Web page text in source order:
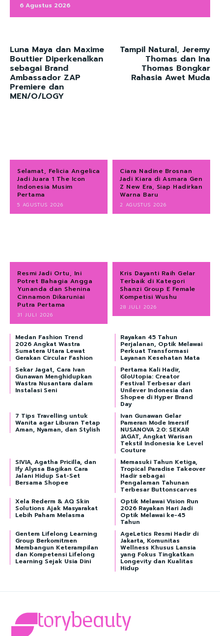
6 Agustus 2026
Luna Maya dan Maxime
Bouttier Diperkenalkan
sebagai Brand
Ambassador ZAP
Premiere dan
MEN/O/LOGY
Tampil Natural, Jeremy
Thomas dan Ina
Thomas Bongkar
Rahasia Awet Muda
Selamat, Felicia Angelica
Jadi Juara 1 The Icon
Indonesia Musim
Pertama
5 AGUSTUS 2026
Ciara Nadine Brosnan
Jadi Kiara di Asmara Gen
Z New Era, Siap Hadirkan
Warna Baru
2 AGUSTUS 2026
Resmi Jadi Ortu, Ini
Potret Bahagia Angga
Yunanda dan Shenina
Cinnamon Dikaruniai
Putra Pertama
31 JULI 2026
Kris Dayanti Raih Gelar
Terbaik di Kategori
Shanzi Group E Female
Kompetisi Wushu
28 JULI 2026
Medan Fashion Trend
2026 Angkat Wastra
Sumatera Utara Lewat
Gerakan Circular Fashion
Rayakan 45 Tahun
Perjalanan, Optik Melawai
Perkuat Transformasi
Layanan Kesehatan Mata
Sekar Jagat, Cara Ivan
Gunawan Menghidupkan
Wastra Nusantara dalam
Instalasi Seni
Pertama Kali Hadir,
GloUtopia: Creator
Festival Terbesar dari
Unilever Indonesia dan
Shopee di Hyper Brand
Day
7 Tips Travelling untuk
Wanita agar Liburan Tetap
Aman, Nyaman, dan Stylish
Ivan Gunawan Gelar
Pameran Mode Imersif
NUSANOVA 2.0: SEKAR
JAGAT, Angkat Warisan
Tekstil Indonesia ke Level
Couture
SIVIA, Agatha Pricilla, dan
Ify Alyssa Bagikan Cara
Jalani Hidup Sat-Set
Bersama Shopee
Memasuki Tahun Ketiga,
Tropical Paradise Takeover
Hadir sebagai
Pengalaman Tahunan
Terbesar Buttonscarves
Xela Rederm & AQ Skin
Solutions Ajak Masyarakat
Lebih Paham Melasma
Optik Melawai Vision Run
2026 Rayakan Hari Jadi
Optik Melawai ke-45
Tahun
Gentem Lifelong Learning
Group Berkomitmen
Membangun Keterampilan
dan Kompetensi Lifelong
Learning Sejak Usia Dini
AgeLetics Resmi Hadir di
Jakarta, Komunitas
Wellness Khusus Lansia
yang Fokus Tingkatkan
Longevity dan Kualitas
Hidup